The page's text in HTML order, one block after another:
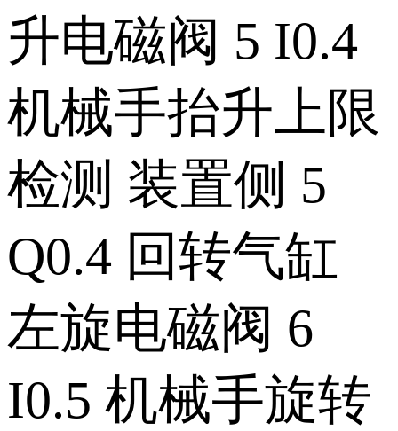
升电磁阀 5 I0.4
机械手抬升上限
检测 装置侧 5
Q0.4 回转气缸
左旋电磁阀 6
I0.5 机械手旋转